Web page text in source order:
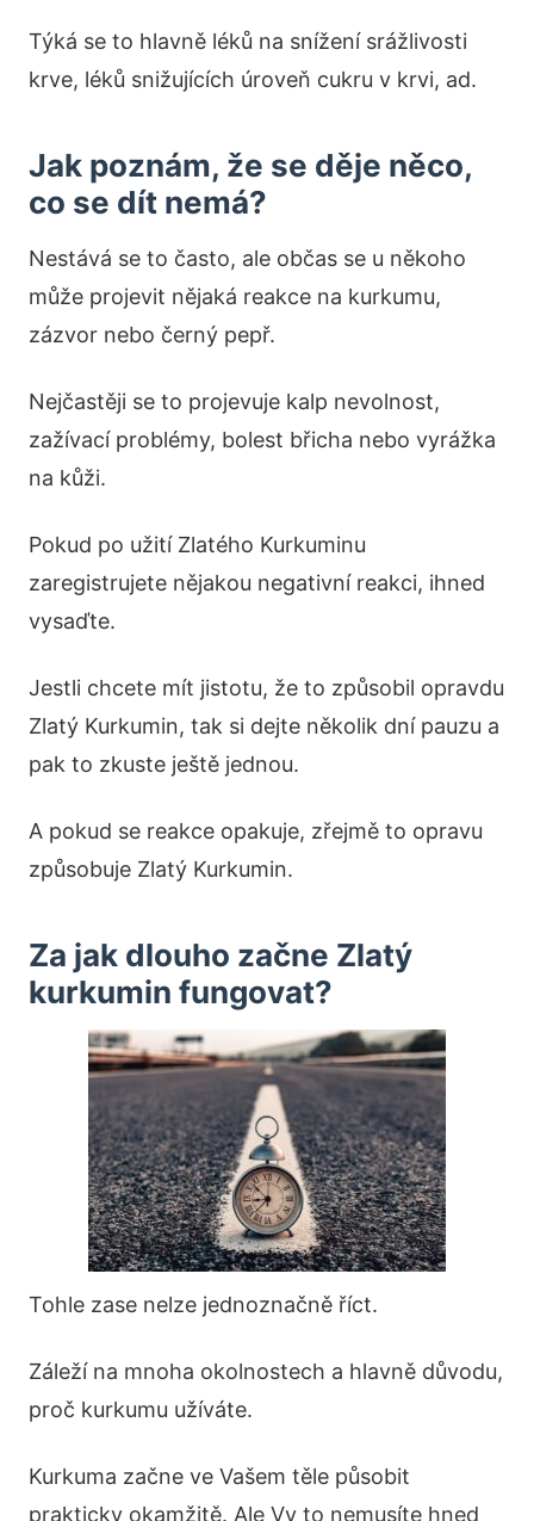
Týká se to hlavně léků na snížení srážlivosti
krve, léků snižujících úroveň cukru v krvi, ad.
Jak poznám, že se děje něco,
co se dít nemá?
Nestává se to často, ale občas se u někoho
může projevit nějaká reakce na kurkumu,
zázvor nebo černý pepř.
Nejčastěji se to projevuje kalp nevolnost,
zažívací problémy, bolest břicha nebo vyrážka
na kůži.
Pokud po užití Zlatého Kurkuminu
zaregistrujete nějakou negativní reakci, ihned
vysaďte.
Jestli chcete mít jistotu, že to způsobil opravdu
Zlatý Kurkumin, tak si dejte několik dní pauzu a
pak to zkuste ještě jednou.
A pokud se reakce opakuje, zřejmě to opravu
způsobuje Zlatý Kurkumin.
Za jak dlouho začne Zlatý
kurkumin fungovat?
Tohle zase nelze jednoznačně říct.
Záleží na mnoha okolnostech a hlavně důvodu,
proč kurkumu užíváte.
Kurkuma začne ve Vašem těle působit
prakticky okamžitě. Ale Vy to nemusíte hned